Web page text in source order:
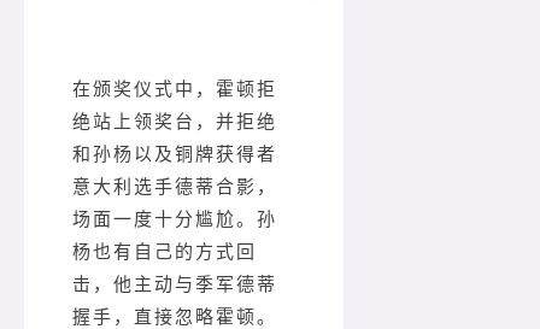
在颁奖仪式中，霍顿拒
绝站上领奖台，并拒绝
和孙杨以及铜牌获得者
意大利选手德蒂合影，
场面一度十分尴尬。孙
杨也有自己的方式回
击，他主动与季军德蒂
握手，直接忽略霍顿。